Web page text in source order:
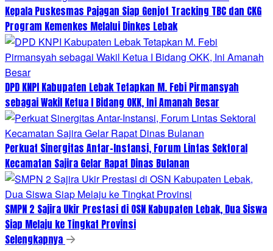
Kepala Puskesmas Pajagan Siap Genjot Tracking TBC dan CKG
Program Kemenkes Melalui Dinkes Lebak
DPD KNPI Kabupaten Lebak Tetapkan M. Febi Pirmansyah
sebagai Wakil Ketua I Bidang OKK, Ini Amanah Besar
Perkuat Sinergitas Antar-Instansi, Forum Lintas Sektoral
Kecamatan Sajira Gelar Rapat Dinas Bulanan
SMPN 2 Sajira Ukir Prestasi di OSN Kabupaten Lebak, Dua Siswa
Siap Melaju ke Tingkat Provinsi
Selengkapnya